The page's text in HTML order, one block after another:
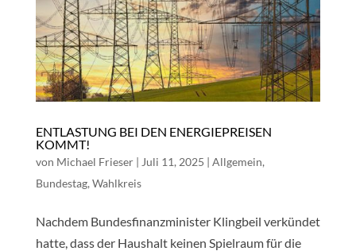
ENTLASTUNG BEI DEN ENERGIEPREISEN
KOMMT!
von Michael Frieser| Juli 11, 2025 | Allgemein,
Bundestag, Wahlkreis
Nachdem Bundesfinanzminister Klingbeil verkündet
hatte, dass der Haushalt keinen Spielraum für die